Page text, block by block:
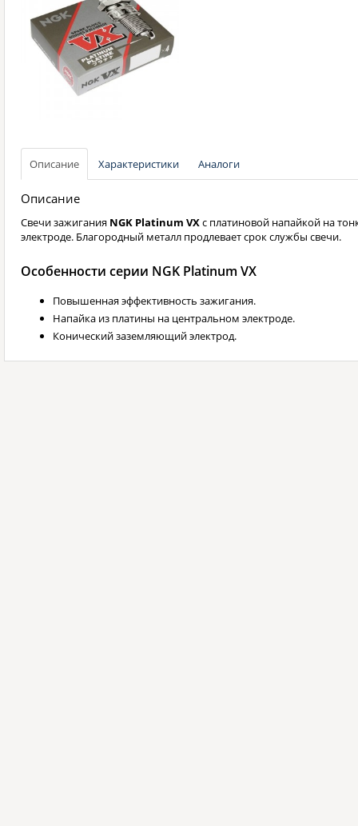
Описание Характеристики Аналоги
Описание
Свечи зажигания NGK Platinum VXс платиновой напайкой на
электроде. Благородный металл продлевает срок службы свечи.
Особенности серии NGK Platinum VX
Повышенная эффективность зажигания.
Напайка из платины на центральном электроде.
Конический заземляющий электрод.